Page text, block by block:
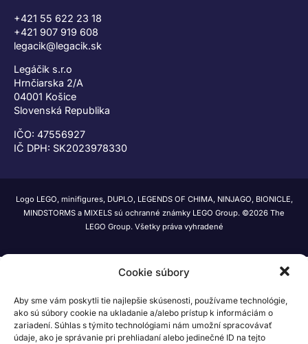
Cookie súbory
Aby sme vám poskytli tie najlepšie skúsenosti, používame technológie,
ako sú súbory cookie na ukladanie a/alebo prístup k informáciám o
zariadení. Súhlas s týmito technológiami nám umožní spracovávať
údaje, ako je správanie pri prehliadaní alebo jedinečné ID na tejto
+421 55 622 23 18
+421 907 919 608
legacik@legacik.sk
Legáčik s.r.o
Hrnčiarska 2/A
04001 Košice
Slovenská Republika
IČO: 47556927
IČ DPH: SK2023978330
Logo LEGO, minifigures, DUPLO, LEGENDS OF CHIMA, NINJAGO, BIONICLE,
MINDSTORMS a MIXELS sú ochranné známky LEGO Group. ©2026 The
LEGO Group. Všetky práva vyhradené